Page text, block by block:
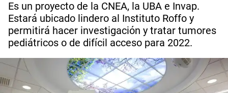
Es un proyecto de la CNEA, la UBA e Invap.
Estará ubicado lindero al Instituto Roffo y
permitirá hacer investigación y tratar tumores
pediátricos o de difícil acceso para 2022.